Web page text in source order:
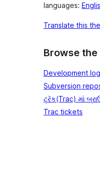
languages:
Translate this
Browse the
Development log
Subversion
ટ્રૅક(Trac) માં
Trac tickets